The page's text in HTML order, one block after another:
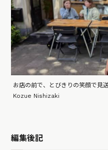
お店の前で、とびきりの笑顔で見
Kozue Nishizaki
編集後記